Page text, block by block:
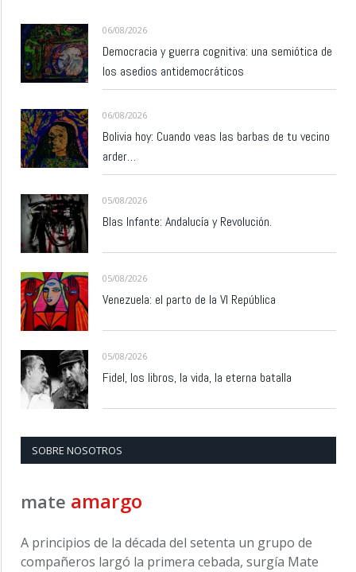
06/08/2026
Democracia y guerra cognitiva: una semiótica de
los asedios antidemocráticos
06/08/2026
Bolivia hoy: Cuando veas las barbas de tu vecino
arder…
05/08/2026
Blas Infante: Andalucía y Revolución.
05/08/2026
Venezuela: el parto de la VI República
05/08/2026
Fidel, los libros, la vida, la eterna batalla
SOBRE NOSOTROS
mate amargo
A principios de la década del setenta un grupo de
compañeros largó la primera cebada, surgía Mate